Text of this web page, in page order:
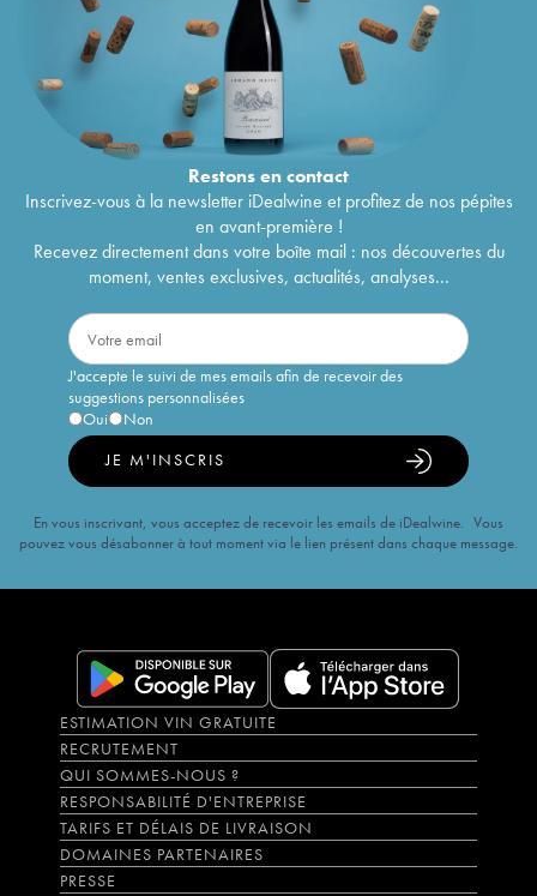
Restons encontact
Inscrivez-vous à la newsletter iDealwine et profitez de nos pépites
en avant-première !
Recevez directement dans votre boîte mail : nos découvertes du
moment, ventes exclusives, actualités, analyses...
J'accepte le suivi de mes emails afin de recevoir des
suggestions personnalisées
Oui
Non
JE M'INSCRIS
En vous inscrivant, vous acceptez de recevoir les emails de iDealwine. Vous
pouvez vous désabonner à tout moment via le lien présent dans chaque message.
ESTIMATION VIN GRATUITE
RECRUTEMENT
QUI SOMMES-NOUS ?
RESPONSABILITÉ D'ENTREPRISE
TARIFS ET DÉLAIS DE LIVRAISON
DOMAINES PARTENAIRES
PRESSE